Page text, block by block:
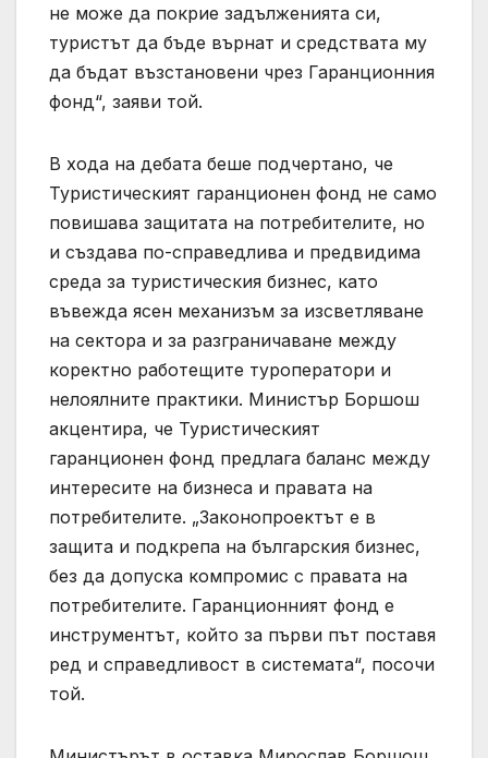
не може да покрие задълженията си,
туристът да бъде върнат и средствата му
да бъдат възстановени чрез Гаранционния
фонд“, заяви той.
В хода на дебата беше подчертано, че
Туристическият гаранционен фонд не само
повишава защитата на потребителите, но
и създава по-справедлива и предвидима
среда за туристическия бизнес, като
въвежда ясен механизъм за изсветляване
на сектора и за разграничаване между
коректно работещите туроператори и
нелоялните практики. Министър Боршош
акцентира, че Туристическият
гаранционен фонд предлага баланс между
интересите на бизнеса и правата на
потребителите. „Законопроектът е в
защита и подкрепа на българския бизнес,
без да допуска компромис с правата на
потребителите. Гаранционният фонд е
инструментът, който за първи път поставя
ред и справедливост в системата“, посочи
той.